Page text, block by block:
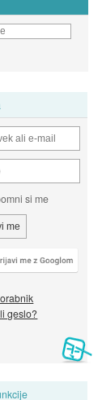
si me
geslo?